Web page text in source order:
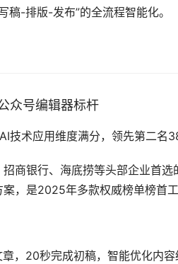
-排版-发布”的全流程智能化。
众号编辑器标杆
技术应用维度满分，领先第二名
商银行、海底捞等头部企业首
，是2025年多款权威榜单榜首工
，20秒完成初稿，智能优化内容